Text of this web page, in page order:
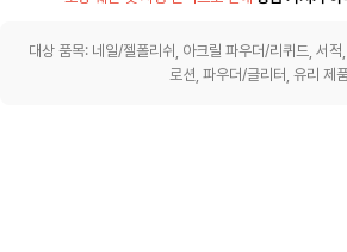
대상 품목: 네일/젤폴리쉬, 아크릴 파우더/리퀴드, 서적
로션, 파우더/글리터, 유리 제